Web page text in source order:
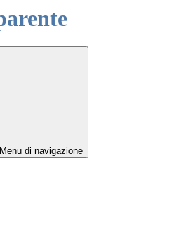
Menu di navigazione